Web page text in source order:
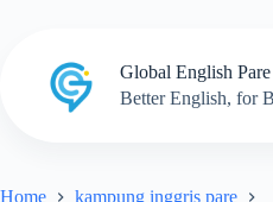
Global English Pare
Better English, for
Home
kampung inggris pare